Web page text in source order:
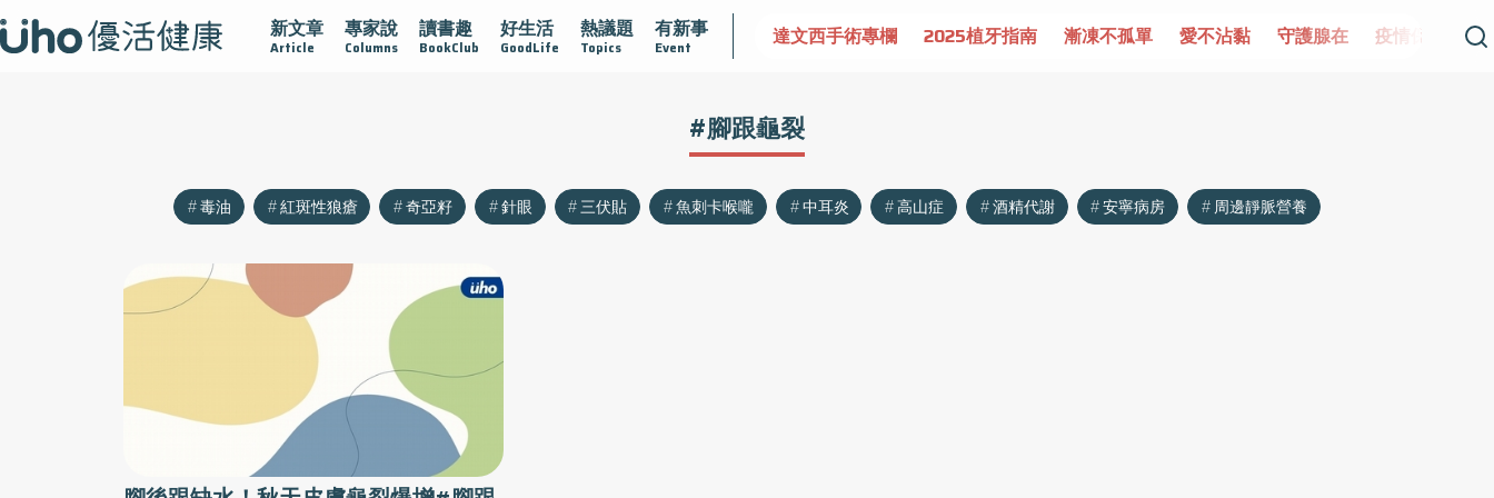
新文章
Article
專家說
Columns
讀書趣
BookClub
好生活
GoodLife
熱議題
Topics
有新事
Event
黏 守護腺在 疫情保衛戰 再生醫學 愛的未來視 認識攝護腺肥大 守護骨骼健康 達文西手術專欄 2025植牙指南 漸凍不孤單 愛不沾黏 守護腺在 疫情保衛戰
#腳跟龜裂
毒油 紅斑性狼瘡 奇亞籽 針眼 三伏貼 魚刺卡喉嚨 中耳炎 高山症 酒精代謝 安寧病房 周邊靜脈營養